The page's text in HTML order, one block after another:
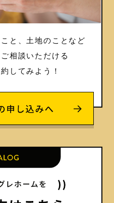
と、土地のことなど
相談いただける
してみよう！